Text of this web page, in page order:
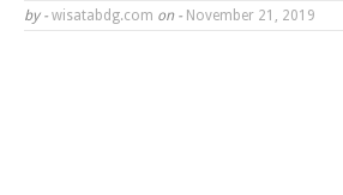
by - wisatabdg.com on - November 21, 2019